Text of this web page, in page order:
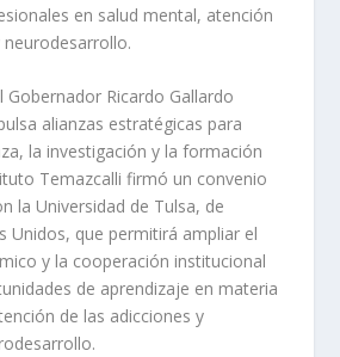
en salud mental, atención
Gobernador Ricardo Gallardo
alianzas estratégicas para
la investigación y la formación
Temazcalli firmó un convenio
la Universidad de Tulsa, de
Unidos, que permitirá ampliar el
y la cooperación institucional
de aprendizaje en materia
de las adicciones y